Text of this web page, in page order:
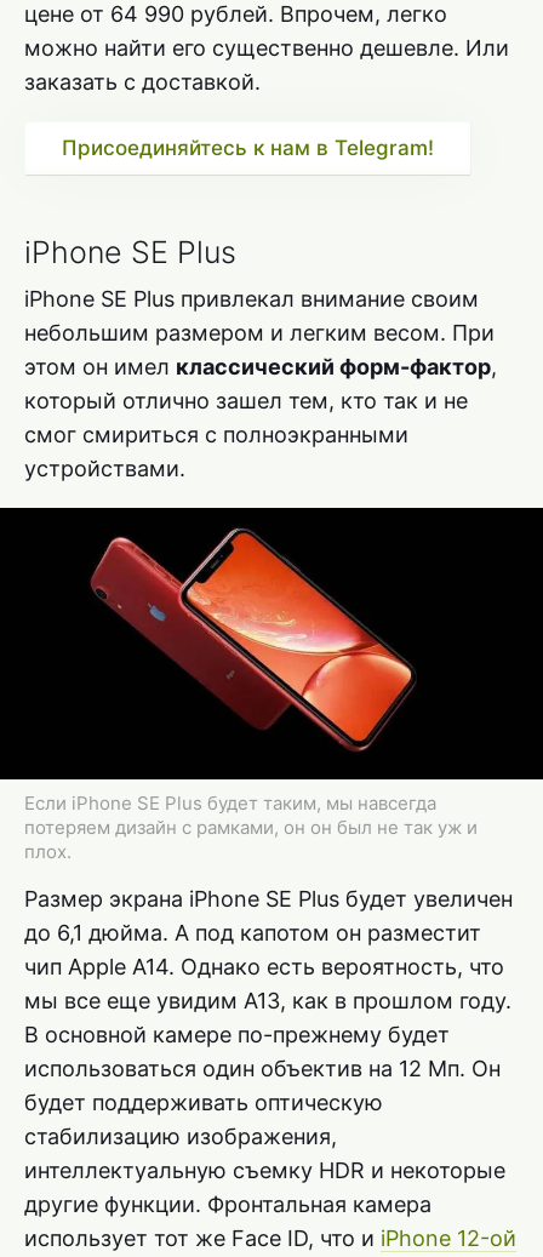
цене от 64 990 рублей. Впрочем, легко
можно найти его существенно дешевле. Или
заказать с доставкой.
Присоединяйтесь к нам в Telegram!
iPhone SE Plus
iPhone SE Plus привлекал внимание своим
небольшим размером и легким весом. При
этом он имел классический форм-фактор,
который отлично зашел тем, кто так и не
смог смириться с полноэкранными
устройствами.
Если iPhone SE Plus будет таким, мы навсегда
потеряем дизайн с рамками, он он был не так уж и
плох.
Размер экрана iPhone SE Plus будет увеличен
до 6,1 дюйма. А под капотом он разместит
чип Apple A14. Однако есть вероятность, что
мы все еще увидим A13, как в прошлом году.
В основной камере по-прежнему будет
использоваться один объектив на 12 Мп. Он
будет поддерживать оптическую
стабилизацию изображения,
интеллектуальную съемку HDR и некоторые
другие функции. Фронтальная камера
использует тот же Face ID, что и iPhone 12-ой